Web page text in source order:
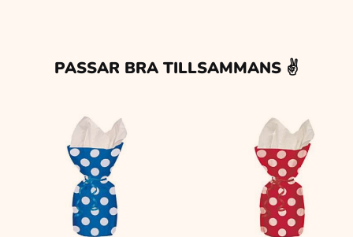
PASSAR BRA TILLSAMMANS ✌️